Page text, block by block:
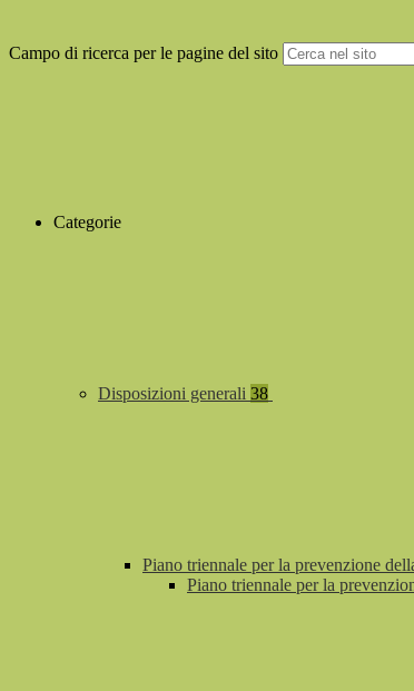
Campo di ricerca per le pagine del sito
Categorie
Disposizioni generali 38
Piano triennale per la prevenzione
Piano triennale per la